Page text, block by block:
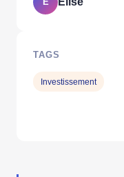
TAGS
Investissement